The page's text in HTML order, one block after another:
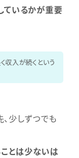
ているかが重要
収入が続くという
少しずつでも
とは少ないは